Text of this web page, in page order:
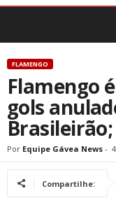
FLAMENGO
Flamengo
gols
Por Equipe Gávea News -
Compartilhe: